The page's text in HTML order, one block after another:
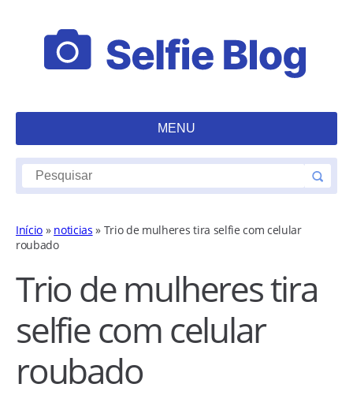
MENU
Início » noticias » Trio de mulheres tira selfie com celular
roubado
Trio de mulheres tira
selfie com celular
roubado